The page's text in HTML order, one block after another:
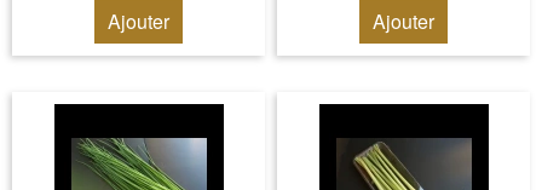
Ajouter
Ajouter